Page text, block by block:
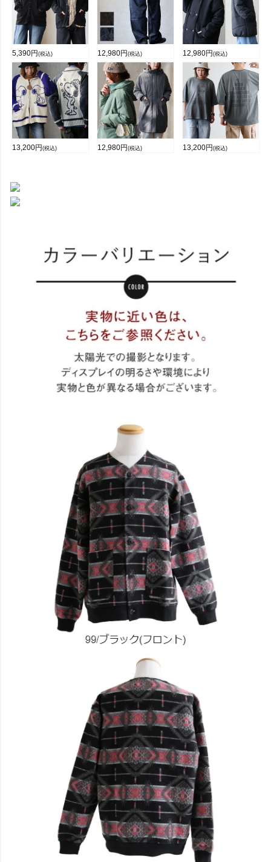
5,390円 (税込) 12,980円 (税込) 12,980円 (税込)
13,200円 (税込) 12,980円 (税込) 13,200円 (税込)